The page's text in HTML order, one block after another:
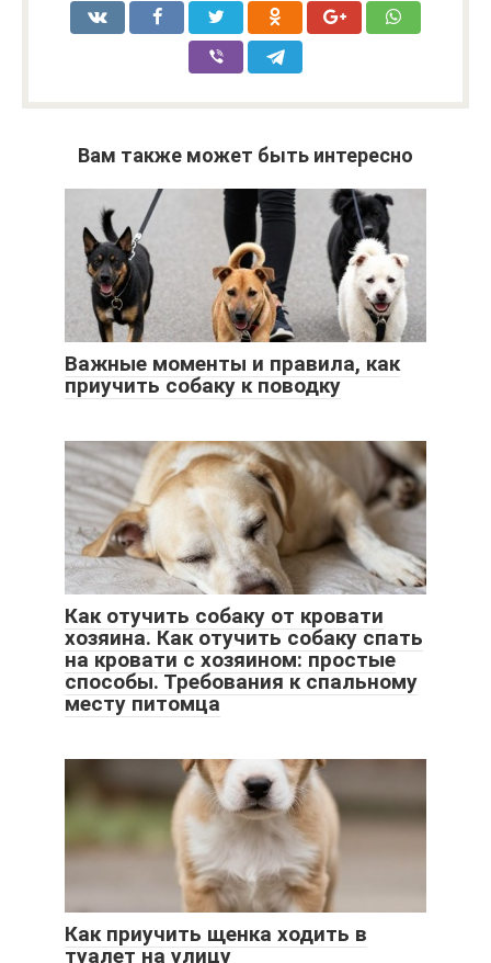
Вам также может быть интересно
Важные моменты и правила, как
приучить собаку к поводку
Как отучить собаку от кровати
хозяина. Как отучить собаку спать
на кровати с хозяином: простые
способы. Требования к спальному
месту питомца
Как приучить щенка ходить в
туалет на улицу